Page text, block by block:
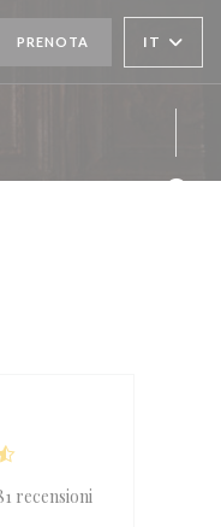
FINESTRA))
PRENOTA IT
recensioni